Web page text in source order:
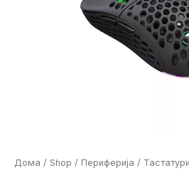
Дома / Shop / Периферија /